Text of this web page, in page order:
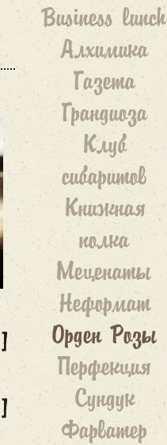
Business lunch
Алхимика
Газета
Грандиоза
Клуб
сибаритов
Книжная
полка
Меценаты
Неформат
Орден Розы
Перфекция
Сундук
Фарватер